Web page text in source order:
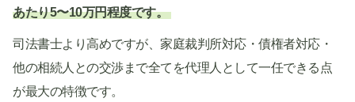
あたり5〜10万円程度です。
司法書士より高めですが、家庭裁判所対応・債権者対応・
他の相続人との交渉まで全てを代理人として一任できる点
が最大の特徴です。